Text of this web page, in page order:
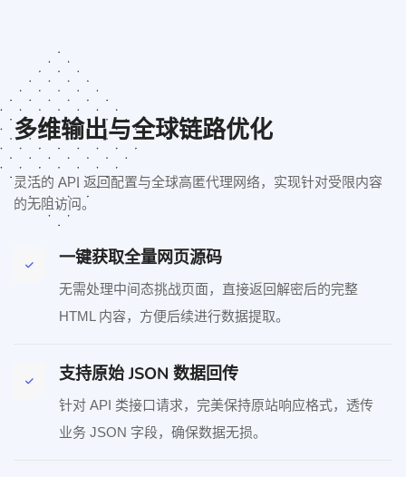
多维输出与全球链路优化
灵活的 API 返回配置与全球高匿代理网络，实现针对受限内容
的无阻访问。
一键获取全量网页源码
无需处理中间态挑战页面，直接返回解密后的完整
HTML 内容，方便后续进行数据提取。
支持原始 JSON 数据回传
针对 API 类接口请求，完美保持原站响应格式，透传
业务 JSON 字段，确保数据无损。